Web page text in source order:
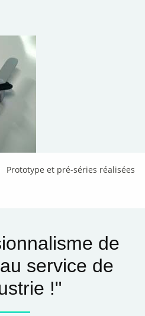
Prototype et pré-séries réalisées
de
service de
!"